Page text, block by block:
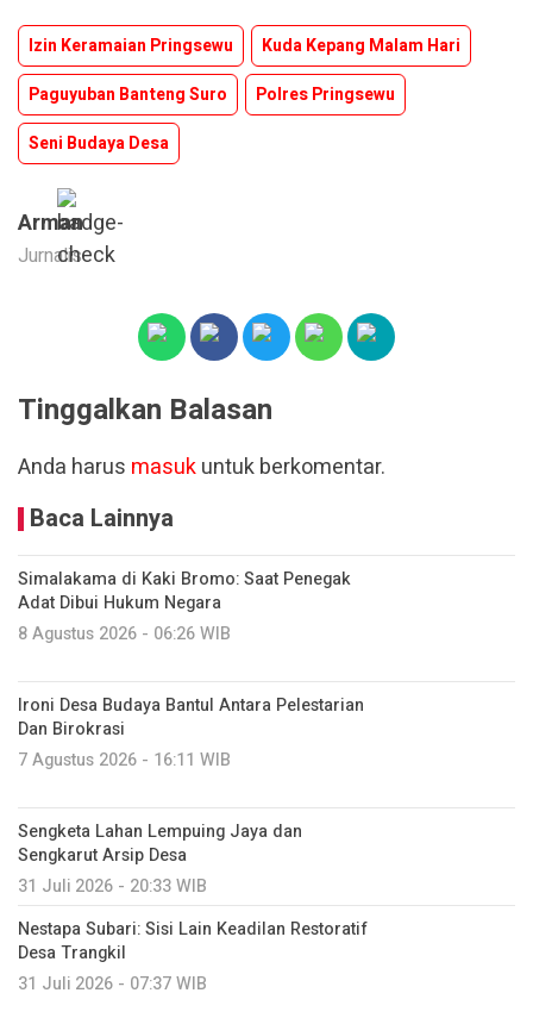
Izin Keramaian Pringsewu
Kuda Kepang Malam Hari
Paguyuban Banteng Suro
Polres Pringsewu
Seni Budaya Desa
Arman
Jurnalis
Tinggalkan Balasan
Anda harus masukuntuk berkomentar.
Baca Lainnya
Simalakama di Kaki Bromo: Saat Penegak
Adat Dibui Hukum Negara
8 Agustus 2026 - 06:26 WIB
Ironi Desa Budaya Bantul Antara Pelestarian
Dan Birokrasi
7 Agustus 2026 - 16:11 WIB
Sengketa Lahan Lempuing Jaya dan
Sengkarut Arsip Desa
31 Juli 2026 - 20:33 WIB
Nestapa Subari: Sisi Lain Keadilan Restoratif
Desa Trangkil
31 Juli 2026 - 07:37 WIB